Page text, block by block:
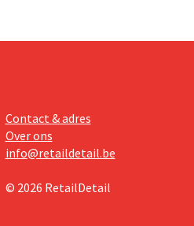
Contact & adres
Over ons
info@retaildetail.be
© 2026 RetailDetail